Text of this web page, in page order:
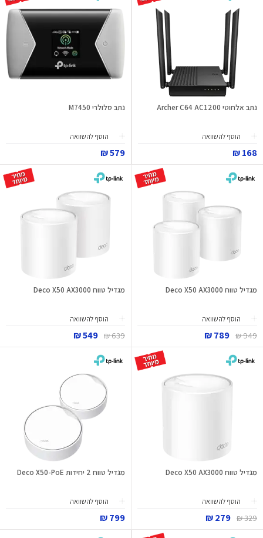
נתב אלחוטי Archer C64 AC1200
הוסף להשוואה
168 ₪
נתב סלולרי M7450
הוסף להשוואה
579 ₪
מגדיל טווח Deco X50 AX3000
הוסף להשוואה
949 ₪
789 ₪
מגדיל טווח Deco X50 AX3000
הוסף להשוואה
639 ₪
549 ₪
מגדיל טווח Deco X50 AX3000
הוסף להשוואה
329 ₪
279 ₪
מגדיל טווח 2 יחידות Deco X50-PoE
הוסף להשוואה
799 ₪